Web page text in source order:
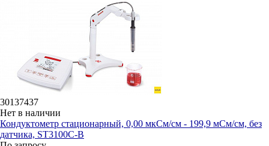
30137437
Нет в наличии
Кондуктометр стационарный, 0,00 мкСм/см - 199,9 мСм/см, без
датчика, ST3100C-B